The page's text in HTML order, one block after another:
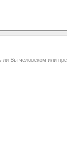
Этот вопрос задается для того,